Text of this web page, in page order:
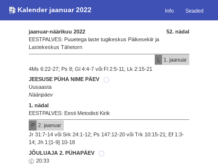
Kalender jaanuar 2022 Info Seaded
52. nädal
jaanuar-näärikuu 2022
EESTPALVES: Puuetega laste tugikeskus Päikesekiir ja
Lastekeskus Tähetorn
L
1. jaanuar
4Ms 6:22-27; Ps 8; Gl 4:4-7 või Fl 2:5-11; Lk 2:15-21
JEESUSE PÜHA NIME PÄEV
Uusaasta
Nääripäev
1. nädal
EESTPALVES: Eesti Metodisti Kirik
P
2. jaanuar
Jr 31:7-14 või Srk 24:1-12; Ps 147:12-20 või Trk 10:15-21; Ef 1:3-
14; Jh 1:[1-9] 10-18
JÕULUAJA 2. PÜHAPÄEV
20:33